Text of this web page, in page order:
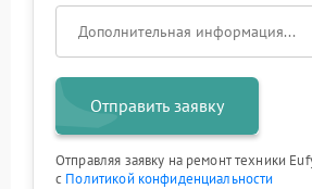
Отправить заявку
Отправляя заявку на ремонт техники
с Политикой конфиденциальности